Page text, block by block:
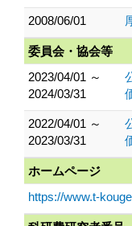
2008/06/01
委員会・協会等
2023/04/01 ～
2024/03/31
2022/04/01 ～
2023/03/31
ホームページ
https://www.t-